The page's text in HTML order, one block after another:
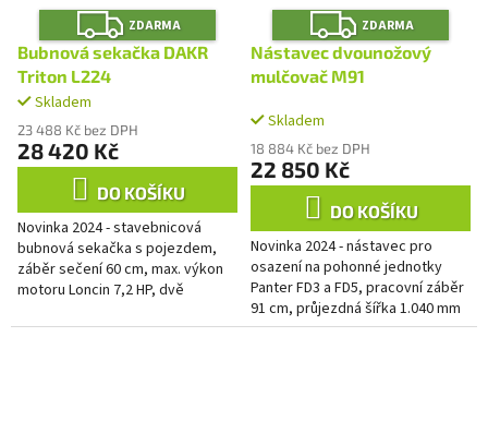
Z
D
A
R
ZDARMA
Bubnová sekačka DAKR
Triton L224
Průměrné
hodnocení
produktu
je
z
5
hvězdiček.
Skladem
23 488 Kč bez DPH
28 420 Kč
DO KOŠÍKU
Novinka 2024 - stavebnicová
bubnová sekačka s pojezdem,
záběr sečení 60 cm, max. výkon
motoru Loncin 7,2 HP, dvě
funkcí jednoduché uzávěrky a...
Z
D
A
R
M
ZDARMA
Nástavec dvounožový
mulčovač M91
Skladem
18 884 Kč bez DPH
22 850 Kč
DO KOŠÍKU
Novinka 2024 - nástavec pro
osazení na pohonné jednotky
Panter FD3 a FD5, pracovní záběr
91 cm, průjezdná šířka 1.040 mm